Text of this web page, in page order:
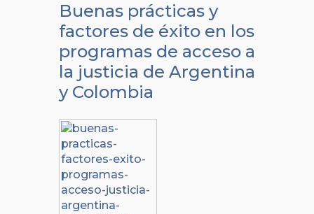
Buenas prácticas y
factores de éxito en los
programas de acceso a
la justicia de Argentina
y Colombia